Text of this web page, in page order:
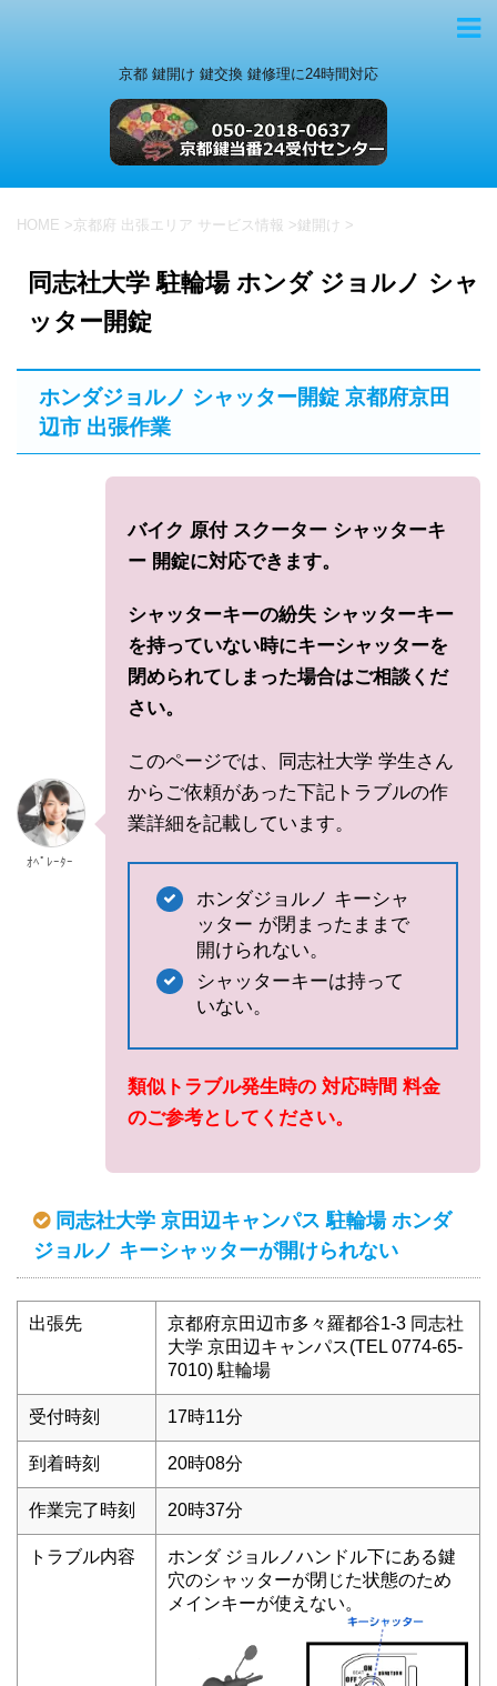
京都 鍵開け 鍵交換 鍵修理に24時間対応
HOME >京都府 出張エリア サービス情報 >鍵開け >
同志社大学 駐輪場 ホンダ ジョルノ シャ
ッター開錠
ホンダジョルノ シャッター開錠 京都府京田
辺市 出張作業
ｵﾍﾟﾚｰﾀｰ
バイク 原付 スクーター シャッターキ
ー 開錠に対応できます。
シャッターキーの紛失 シャッターキー
を持っていない時にキーシャッターを
閉められてしまった場合はご相談くだ
さい。
このページでは、同志社大学 学生さん
からご依頼があった下記トラブルの作
業詳細を記載しています。
ホンダジョルノ キーシャ
ッター が閉まったままで
開けられない。
シャッターキーは持って
いない。
類似トラブル発生時の 対応時間 料金
のご参考としてください。
同志社大学 京田辺キャンパス 駐輪場 ホンダ
ジョルノ キーシャッターが開けられない
出張先
京都府京田辺市多々羅都谷1-3 同志社
大学 京田辺キャンパス(TEL 0774-65-
7010) 駐輪場
受付時刻 17時11分
到着時刻 20時08分
作業完了時刻 20時37分
トラブル内容
ホンダ ジョルノハンドル下にある鍵
穴のシャッターが閉じた状態のため
メインキーが使えない。